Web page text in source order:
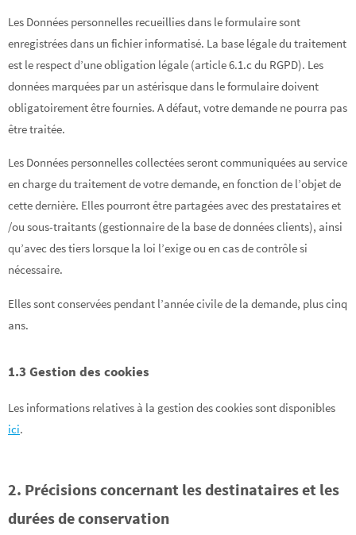
Les Données personnelles recueillies dans le formulaire sont
enregistrées dans un fichier informatisé. La base légale du traitement
est le respect d’une obligation légale (article 6.1.c du RGPD). Les
données marquées par un astérisque dans le formulaire doivent
obligatoirement être fournies. A défaut, votre demande ne pourra pas
être traitée.
Les Données personnelles collectées seront communiquées au service
en charge du traitement de votre demande, en fonction de l’objet de
cette dernière. Elles pourront être partagées avec des prestataires et
/ou sous-traitants (gestionnaire de la base de données clients), ainsi
qu’avec des tiers lorsque la loi l’exige ou en cas de contrôle si
nécessaire.
Elles sont conservées pendant l’année civile de la demande, plus cinq
ans.
1.3 Gestion des cookies
Les informations relatives à la gestion des cookies sont disponibles
ici.
2. Précisions concernant les destinataires et les
durées de conservation